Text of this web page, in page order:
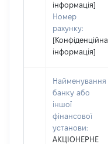
інформація]
Номер
рахунку:
[Конфіденційна
інформація]
Найменування
банку або
іншої
фінансової
установи:
АКЦІОНЕРНЕ